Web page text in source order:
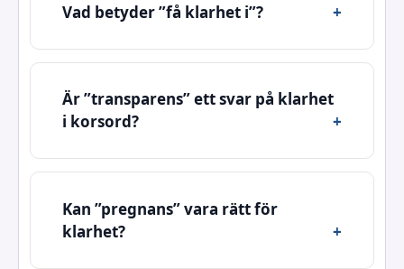
Vad betyder ”få klarhet i”?
Är ”transparens” ett svar på klarhet
i korsord?
Kan ”pregnans” vara rätt för
klarhet?